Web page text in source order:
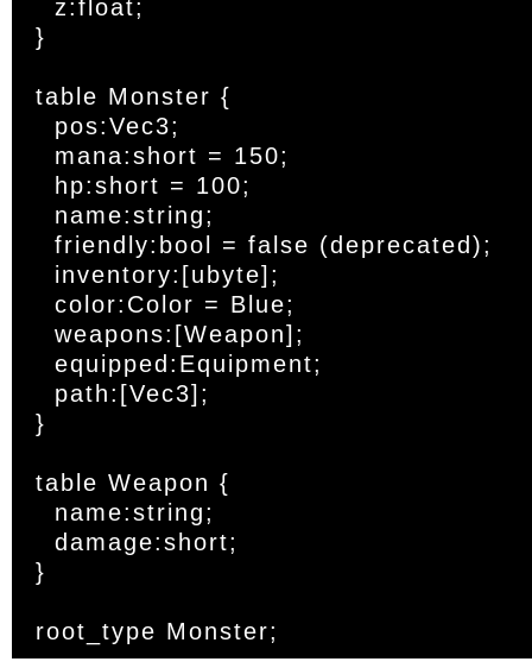
}
table Monster {
}
table Weapon {
}